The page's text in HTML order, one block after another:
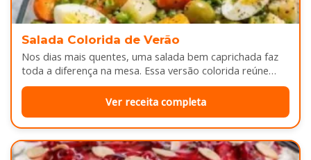
Salada Colorida de Verão
Nos dias mais quentes, uma salada bem caprichada faz
toda a diferença na mesa. Essa versão colorida reúne
legumes cozidos…
Ver receita completa